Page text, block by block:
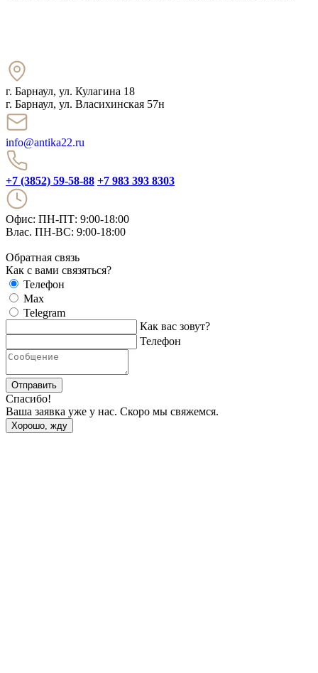
г. Барнаул, ул. Кулагина 18
г. Барнаул, ул. Власихинская 57н
info@antika22.ru
+7 (3852) 59-58-88 +7 983 393 8303
Офис: ПН-ПТ: 9:00-18:00
Влас. ПН-ВС: 9:00-18:00
Обратная связь
Как с вами связяться?
Телефон
Max
Telegram
Как вас зовут?
Телефон
Отправить
Спасибо!
Ваша заявка уже у нас. Скоро мы свяжемся.
Хорошо, жду